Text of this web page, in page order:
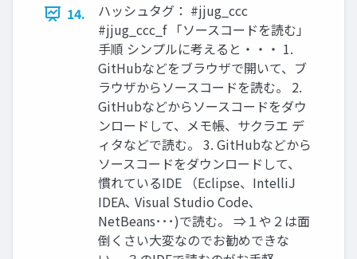
14.
ハッシュタグ： #jjug_ccc
#jjug_ccc_f 「ソースコードを読む」
手順 シンプルに考えると・・・ 1.
GitHubなどをブラウザで開いて、ブ
ラウザからソースコードを読む。 2.
GitHubなどからソースコードをダウ
ンロードして、メモ帳、サクラエ デ
ィタなどで読む。 3. GitHubなどから
ソースコードをダウンロードして、
慣れているIDE （Eclipse、IntelliJ
IDEA､ Visual Studio Code､
NetBeans･･･)で読む。 ⇒１や２は面
倒くさい大変なのでお勧めできな